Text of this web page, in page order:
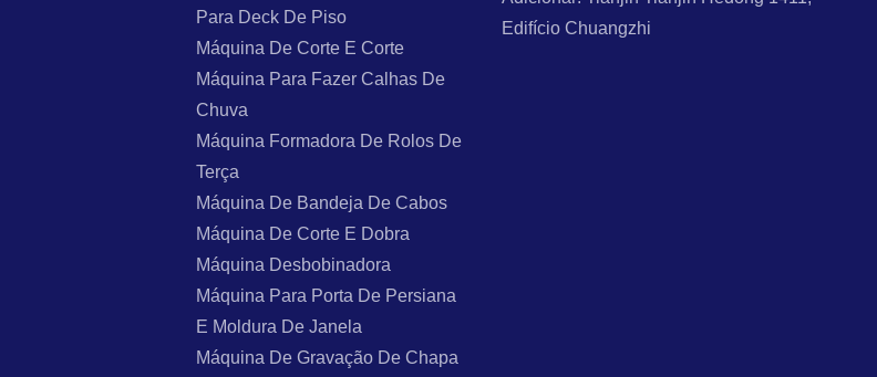
Para Deck De Piso
Máquina De Corte E Corte
Máquina Para Fazer Calhas De
Chuva
Máquina Formadora De Rolos De
Terça
Máquina De Bandeja De Cabos
Máquina De Corte E Dobra
Máquina Desbobinadora
Máquina Para Porta De Persiana
E Moldura De Janela
Máquina De Gravação De Chapa
Edifício Chuangzhi